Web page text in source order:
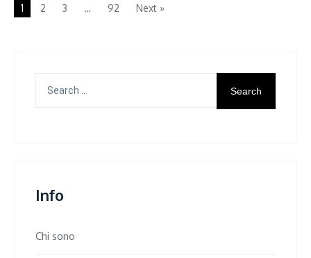
1 2 3 … 92 Next »
for:
Info
Chi sono